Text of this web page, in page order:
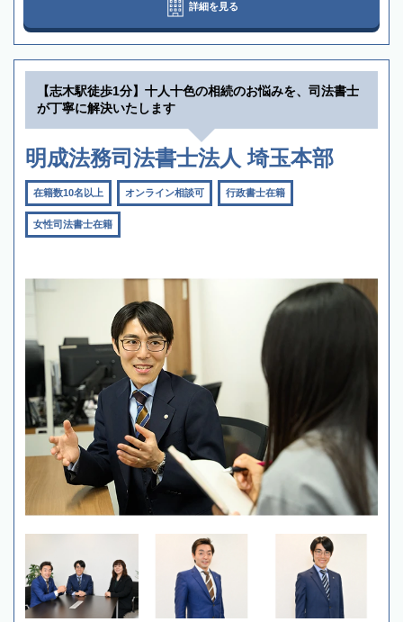
詳細を見る
【志木駅徒歩1分】十人十色の相続のお悩みを、司法書士
が丁寧に解決いたします
明成法務司法書士法人 埼玉本部
在籍数10名以上 オンライン相談可 行政書士在籍
女性司法書士在籍